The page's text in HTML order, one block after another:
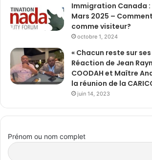
Immigration Canada
Mars 2025 –
comme visiteur?
octobre 1, 2024
« Chacun reste sur
Réaction de Jean
COODAH et Maître
la réunion de la
juin 14, 2023
Prénom ou nom complet